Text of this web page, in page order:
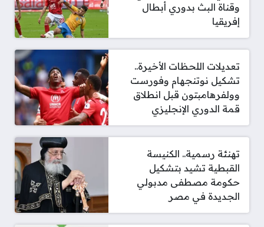
وقناة البث بدوري أبطال
إفريقيا
تعديلات اللحظات الأخيرة..
تشكيل نوتنجهام وفورست
وولفرهامبتون قبل انطلاق
قمة الدوري الإنجليزي
تهنئة رسمية.. الكنيسة
القبطية تشيد بتشكيل
حكومة مصطفى مدبولي
الجديدة في مصر